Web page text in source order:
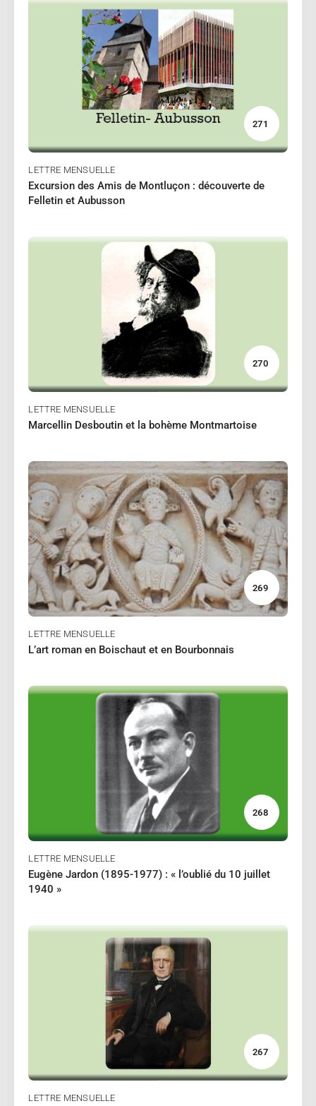
05/2024
PETIT Aurore
Lire
271
LETTRE MENSUELLE
Excursion des Amis de Montluçon : découverte de
Felletin et Aubusson
04/2024
DUPLAIX Bernard
Lire
270
LETTRE MENSUELLE
Marcellin Desboutin et la bohème Montmartoise
03/2024
LEMONNIER Jean-Claude
Lire
269
LETTRE MENSUELLE
L’art roman en Boischaut et en Bourbonnais
02/2024
PERRIN Jean-Paul
Lire
268
LETTRE MENSUELLE
Eugène Jardon (1895-1977) : « l’oublié du 10 juillet
1940 »
01/2024
JAMES Monique
Lire
267
LETTRE MENSUELLE